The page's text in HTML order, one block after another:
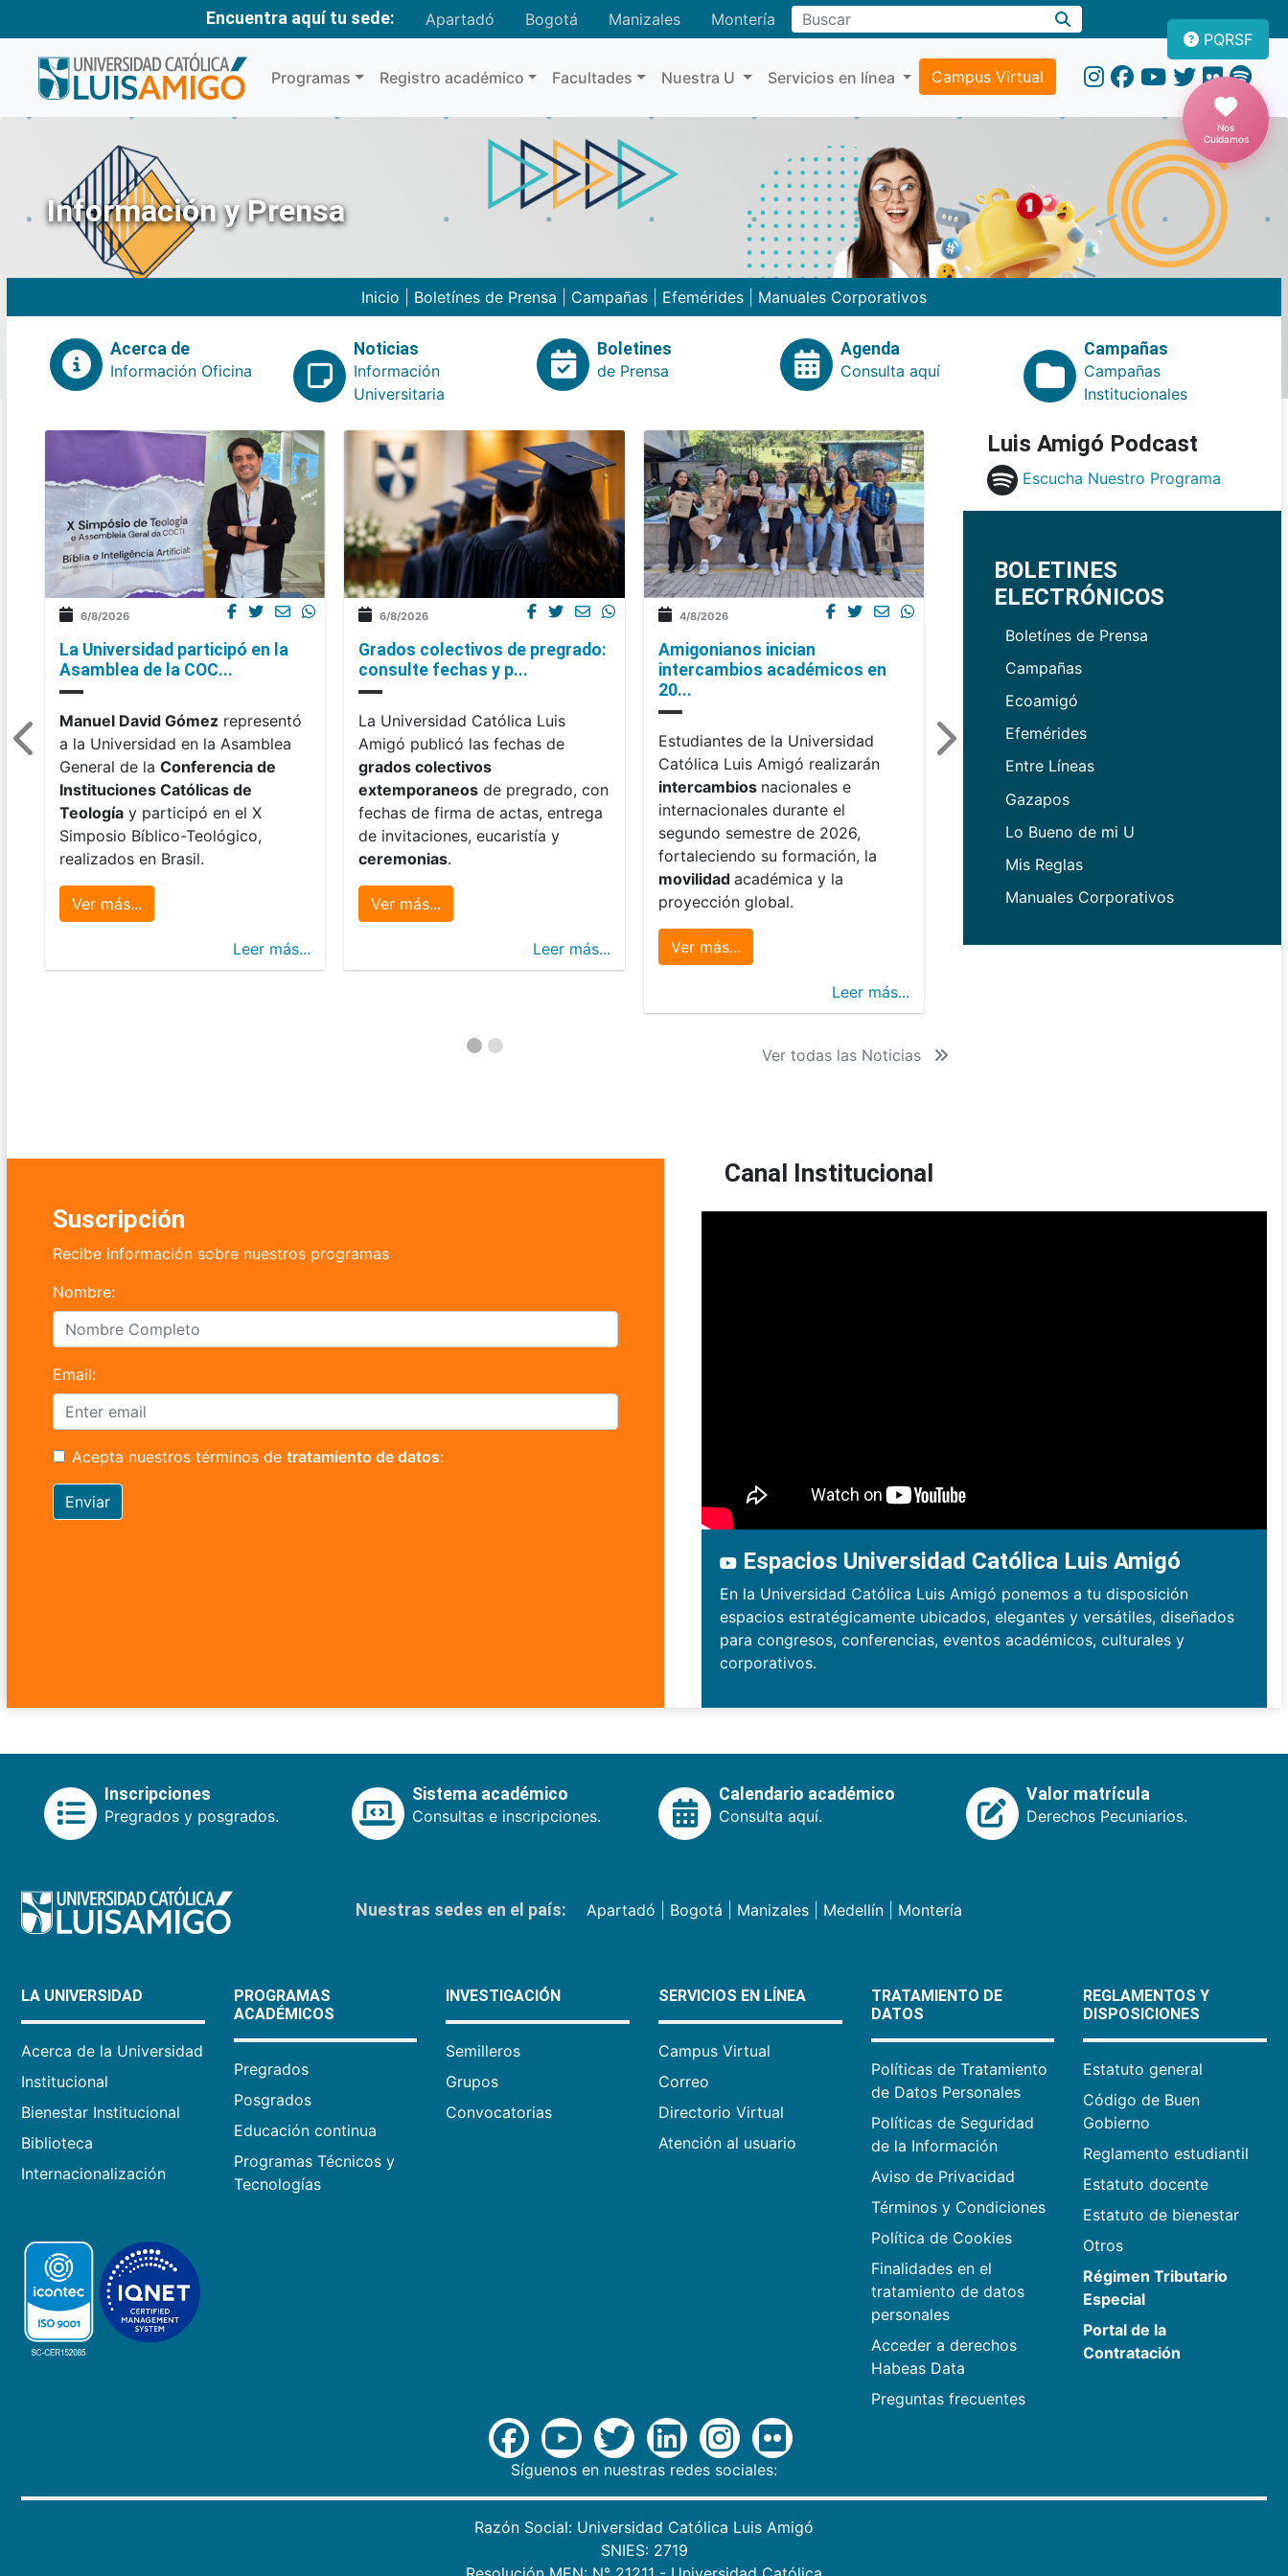
Encuentra aquí tu sede: Apartadó Bogotá Manizales MonteríaBuscar
Programas Registro académico Facultades Nuestra U Servicios en línea Campus Virtual
PQRSF
Nos
Cuidamos
Información y Prensa
Inicio Boletínes de Prensa Campañas Efemérides Manuales Corporativos
Acerca de
Información Oficina
Noticias
Información
Universitaria
Boletines
de Prensa
Agenda
Consulta aquí
Campañas
Campañas
Institucionales
6/8/2026
La Universidad participó en la
Asamblea de la COC...
Manuel David Gómez representó
a la Universidad en la Asamblea
General de la Conferencia de
Instituciones Católicas de
Teología y participó en el X
Simposio Bíblico-Teológico,
realizados en Brasil.
Ver más...
Leer más...
6/8/2026
Grados colectivos de pregrado:
consulte fechas y p...
La Universidad Católica Luis
Amigó publicó las fechas de
grados colectivos
extemporaneos de pregrado, con
fechas de firma de actas, entrega
de invitaciones, eucaristía y
ceremonias.
Ver más...
Leer más...
4/8/2026
Amigonianos inician
intercambios académicos en
20...
Estudiantes de la Universidad
Católica Luis Amigó realizarán
intercambios nacionales e
internacionales durante el
segundo semestre de 2026,
fortaleciendo su formación, la
movilidad académica y la
proyección global.
Ver más...
Leer más...
Ver todas las Noticias
Luis Amigó Podcast
Escucha Nuestro Programa
BOLETINES
ELECTRÓNICOS
Boletínes de Prensa
Campañas
Ecoamigó
Efemérides
Entre Líneas
Gazapos
Lo Bueno de mi U
Mis Reglas
Manuales Corporativos
Suscripción
Recibe información sobre nuestros programas
Nombre:
Email:
Acepta nuestros términos de tratamiento de datos:
Enviar
Canal Institucional
Espacios Universidad Católica Luis Amigó
En la Universidad Católica Luis Amigó ponemos a tu disposición
espacios estratégicamente ubicados, elegantes y versátiles, diseñados
para congresos, conferencias, eventos académicos, culturales y
corporativos.
Inscripciones
Pregrados y posgrados.
Sistema académico
Consultas e inscripciones.
Calendario académico
Consulta aquí.
Valor matrícula
Derechos Pecuniarios.
Nuestras sedes en el país: Apartadó Bogotá Manizales| Medellín| Montería
LA UNIVERSIDAD
Acerca de la Universidad
Institucional
Bienestar Institucional
Biblioteca
Internacionalización
PROGRAMAS
ACADÉMICOS
Pregrados
Posgrados
Educación continua
Programas Técnicos y
Tecnologías
INVESTIGACIÓN
Semilleros
Grupos
Convocatorias
SERVICIOS EN LÍNEA
Campus Virtual
Correo
Directorio Virtual
Atención al usuario
TRATAMIENTO DE
DATOS
Políticas de Tratamiento
de Datos Personales
Políticas de Seguridad
de la Información
Aviso de Privacidad
Términos y Condiciones
Política de Cookies
Finalidades en el
tratamiento de datos
personales
Acceder a derechos
Habeas Data
Preguntas frecuentes
REGLAMENTOS Y
DISPOSICIONES
Estatuto general
Código de Buen
Gobierno
Reglamento estudiantil
Estatuto docente
Estatuto de bienestar
Otros
Régimen Tributario
Especial
Portal de la
Contratación
Síguenos en nuestras redes sociales:
Razón Social: Universidad Católica Luis Amigó
SNIES: 2719